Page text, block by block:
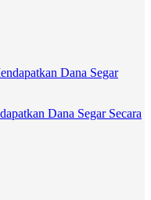
Dana Segar Secara